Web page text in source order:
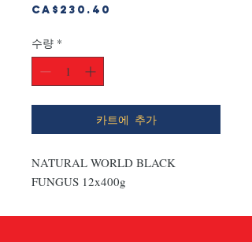
CA$230.40
수량 *
카트에 추가
NATURAL WORLD BLACK
FUNGUS 12x400g